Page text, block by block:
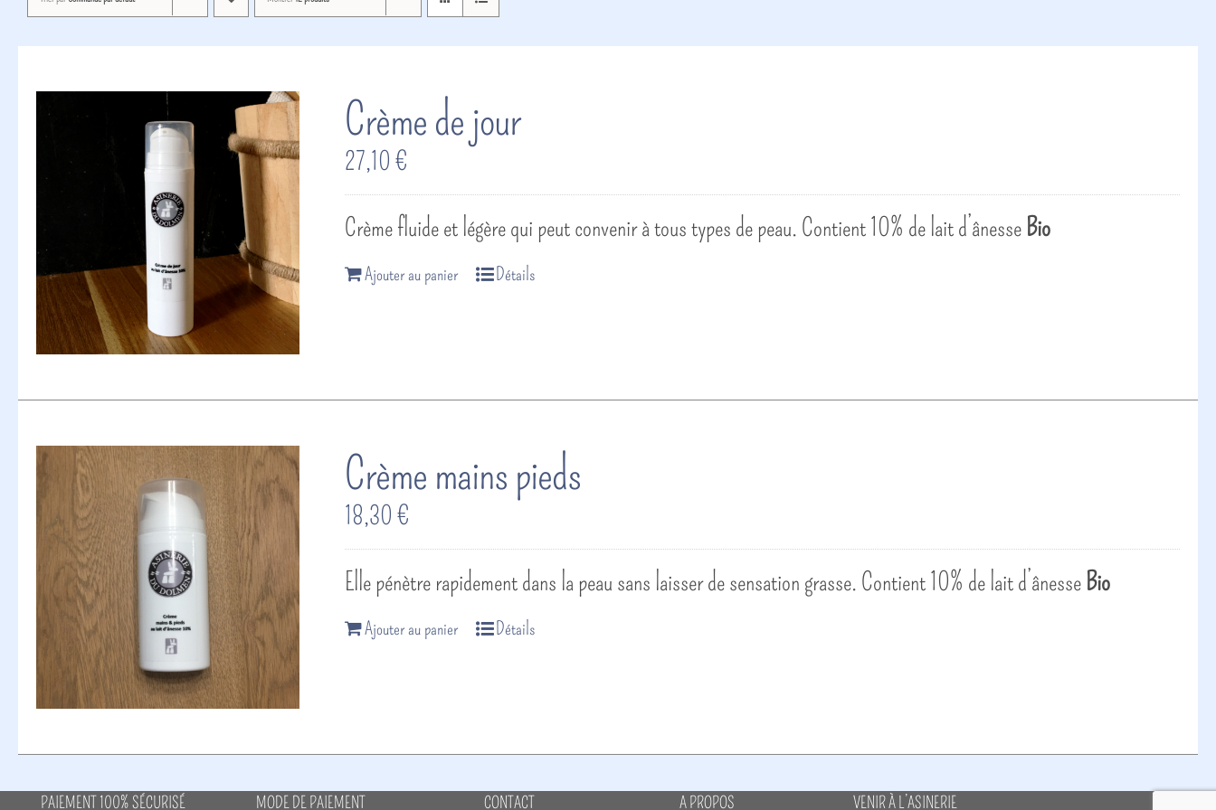
Crème de jour
27,10€
Crème fluide et légère qui peut convenir à tous types de peau. Contient 10% de lait d’ânesse Bio
Ajouter au panier Détails
Crème mains pieds
18,30€
Elle pénètre rapidement dans la peau sans laisser de sensation grasse. Contient 10% de lait d’ânesse Bio
Ajouter au panier Détails
PAIEMENT 100% SÉCURISÉ MODE DE PAIEMENT CONTACT A PROPOS VENIR À L’ASINERIE